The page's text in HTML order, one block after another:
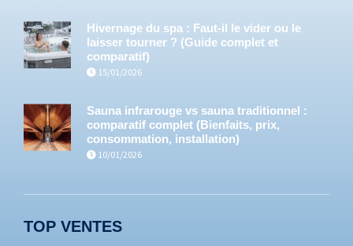
Hivernage du spa : Faut-il le vider ou le
laisser tourner ? (Guide complet et
comparatif)
15/01/2026
Sauna infrarouge vs sauna traditionnel :
comparatif complet (Bienfaits, prix,
consommation, installation)
10/01/2026
TOP VENTES